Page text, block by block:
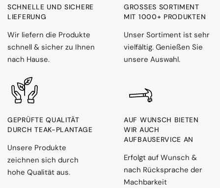
SCHNELLE UND SICHERE
LIEFERUNG
Wir liefern die Produkte
schnell & sicher zu Ihnen
nach Hause.
GROSSES SORTIMENT M
IT 1000+ PRODUKTEN
Unser Sortiment ist sehr
vielfältig. Genießen Sie
unsere Auswahl.
GEPRÜFTE QUALITÄT
DURCH TEAK-PLANTAGE
Unsere Produkte
zeichnen sich durch
hohe Qualität aus.
AUF WUNSCH BIETEN
WIR AUCH
AUFBAUSERVICE AN
Erfolgt auf Wunsch &
nach Rücksprache der
Machbarkeit